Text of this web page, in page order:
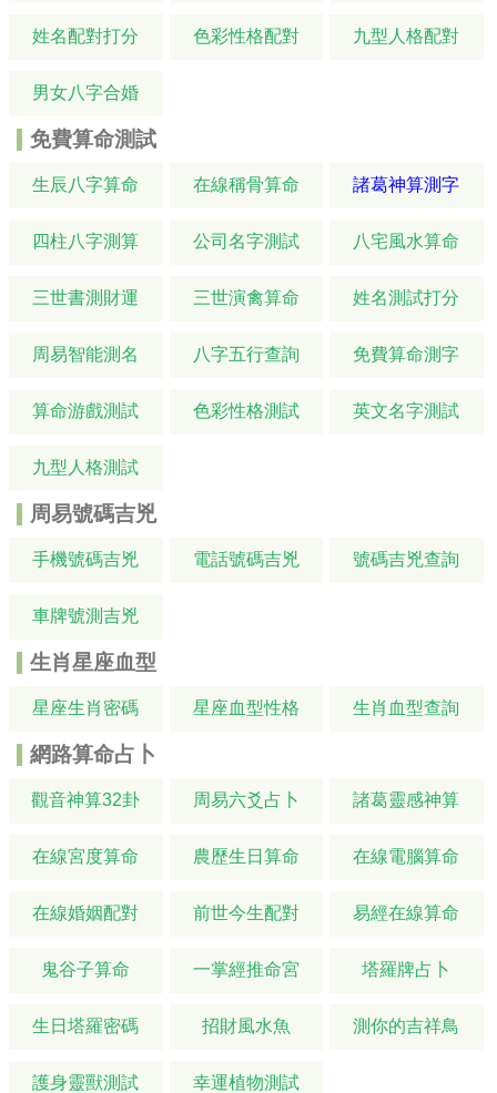
姓名配對打分 色彩性格配對 九型人格配對
男女八字合婚
免費算命測試
生辰八字算命 在線稱骨算命 諸葛神算測字
四柱八字測算 公司名字測試 八宅風水算命
三世書測財運 三世演禽算命 姓名測試打分
周易智能測名 八字五行查詢 免費算命測字
算命游戲測試 色彩性格測試 英文名字測試
九型人格測試
周易號碼吉兇
手機號碼吉兇 電話號碼吉兇 號碼吉兇查詢
車牌號測吉兇
生肖星座血型
星座生肖密碼 星座血型性格 生肖血型查詢
網路算命占卜
觀音神算32卦 周易六爻占卜 諸葛靈感神算
在線宮度算命 農歷生日算命 在線電腦算命
在線婚姻配對 前世今生配對 易經在線算命
鬼谷子算命 一掌經推命宮 塔羅牌占卜
生日塔羅密碼 招財風水魚 測你的吉祥鳥
護身靈獸測試 幸運植物測試